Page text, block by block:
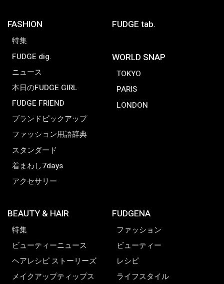
FASHION
特集
FUDGE dig.
ニュース
本日のFUDGE GIRL
FUDGE FRIEND
ブランドピックアップ
ファッション用語辞典
スタンダード
着まわし7days
アクセサリー
FUDGE tab.
WORLD SNAP
TOKYO
PARIS
LONDON
BEAUTY & HAIR
特集
ビューティーニュース
ヘアレシピ ストーリーズ
メイクアップティップス
FUDGENA
ファッション
ビューティー
レシピ
ライフスタイル